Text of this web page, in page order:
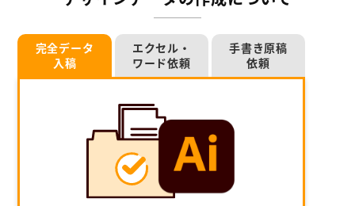
完全データ
入稿
エクセル・
ワード依頼
手書き原稿
依頼